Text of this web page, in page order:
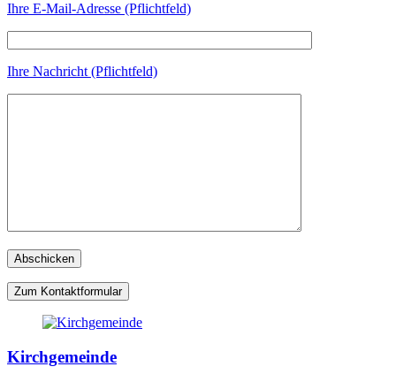
Ihre E-Mail-Adresse (Pflichtfeld)
Ihre Nachricht (Pflichtfeld)
Zum Kontaktformular
Kirchgemeinde